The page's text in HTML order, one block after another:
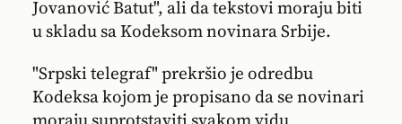
Jovanović Batut", ali da tekstovi moraju biti
u skladu sa Kodeksom novinara Srbije.
"Srpski telegraf" prekršio je odredbu
Kodeksa kojom je propisano da se novinari